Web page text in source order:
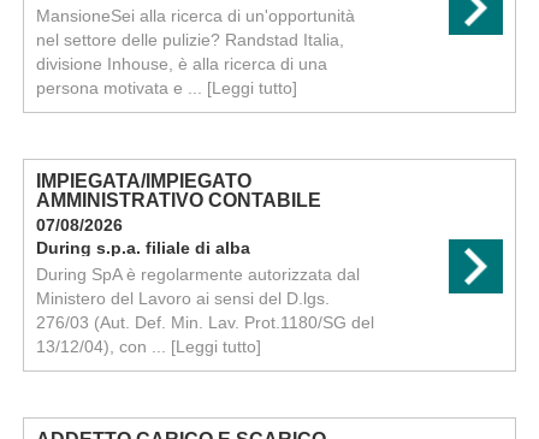
MansioneSei alla ricerca di un'opportunità
nel settore delle pulizie? Randstad Italia,
divisione Inhouse, è alla ricerca di una
persona motivata e ... [Leggi tutto]
IMPIEGATA/IMPIEGATO
AMMINISTRATIVO CONTABILE
07/08/2026
During s.p.a. filiale di alba
During SpA è regolarmente autorizzata dal
Ministero del Lavoro ai sensi del D.lgs.
276/03 (Aut. Def. Min. Lav. Prot.1180/SG del
13/12/04), con ... [Leggi tutto]